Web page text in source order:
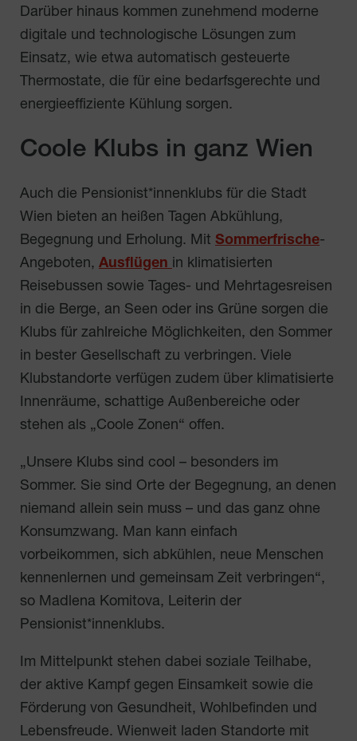
Darüber hinaus kommen zunehmend moderne
digitale und technologische Lösungen zum
Einsatz, wie etwa automatisch gesteuerte
Thermostate, die für eine bedarfsgerechte und
energieeffiziente Kühlung sorgen.
Coole Klubs in ganz Wien
Auch die Pensionist*innenklubs für die Stadt
Wien bieten an heißen Tagen Abkühlung,
Begegnung und Erholung. Mit Sommerfrische-
Angeboten, Ausflügen in klimatisierten
Reisebussen sowie Tages- und Mehrtagesreisen
in die Berge, an Seen oder ins Grüne sorgen die
Klubs für zahlreiche Möglichkeiten, den Sommer
in bester Gesellschaft zu verbringen. Viele
Klubstandorte verfügen zudem über klimatisierte
Innenräume, schattige Außenbereiche oder
stehen als „Coole Zonen“ offen.
„Unsere Klubs sind cool – besonders im
Sommer. Sie sind Orte der Begegnung, an denen
niemand allein sein muss – und das ganz ohne
Konsumzwang. Man kann einfach
vorbeikommen, sich abkühlen, neue Menschen
kennenlernen und gemeinsam Zeit verbringen“,
so Madlena Komitova, Leiterin der
Pensionist*innenklubs.
Im Mittelpunkt stehen dabei soziale Teilhabe,
der aktive Kampf gegen Einsamkeit sowie die
Förderung von Gesundheit, Wohlbefinden und
Lebensfreude. Wienweit laden Standorte mit